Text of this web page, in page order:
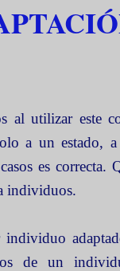
al utilizar este
a un estado,
es correcta.
individuos.
individuo
de un